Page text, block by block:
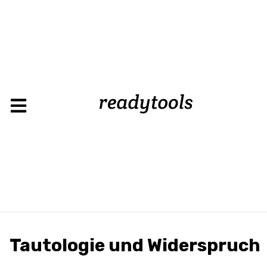
Tautologie und Widerspruch